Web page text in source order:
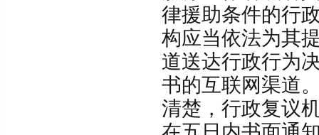
律援助条件的行
构应当依法为其
道送达行政行为
书的互联网渠道
清楚，行政复议